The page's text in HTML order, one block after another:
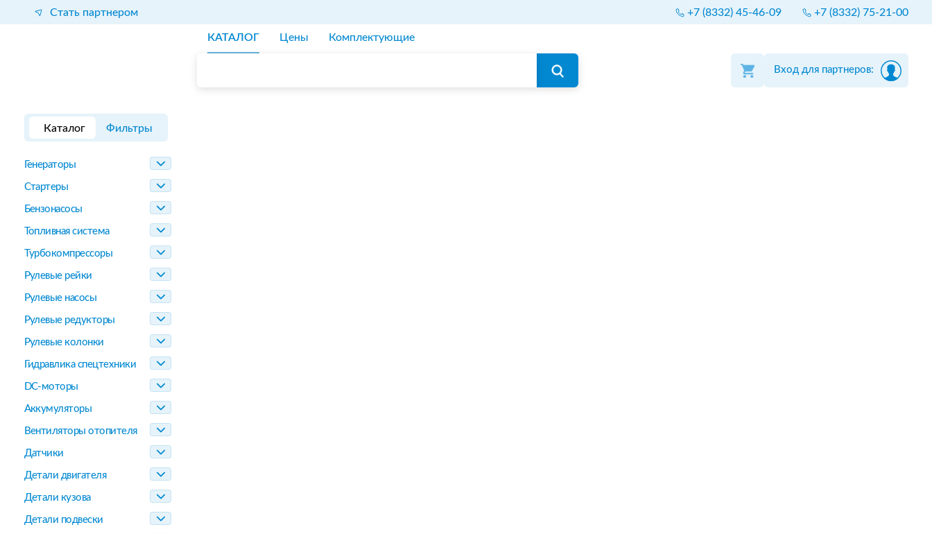
Стать партнером +7 (8332) 45-46-09 +7 (8332) 75-21-00
КАТАЛОГ Цены Комплектующие
Вход для партнеров:
Каталог Фильтры
Генераторы
Стартеры
Бензонасосы
Топливная система
Турбокомпрессоры
Рулевые рейки
Рулевые насосы
Рулевые редукторы
Рулевые колонки
Гидравлика спецтехники
DC-моторы
Аккумуляторы
Вентиляторы отопителя
Датчики
Детали двигателя
Детали кузова
Детали подвески